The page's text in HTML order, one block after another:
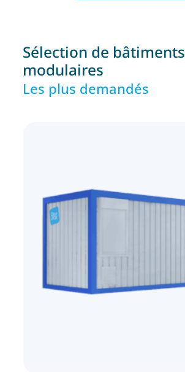
Sélection de bâtiments
modulaires
Les plus demandés